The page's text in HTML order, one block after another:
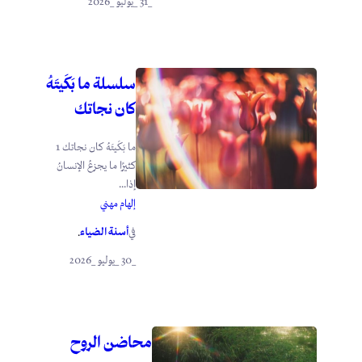
سلسلة ما بَكَيتَهُ
كان نجاتك
ما بَكَيتَهُ كان نجاتك 1
كثيرًا ما يجزعُ الإنسانُ
إذا...
إلهام مهني
فيأسنة الضياء.
محاضن الروح